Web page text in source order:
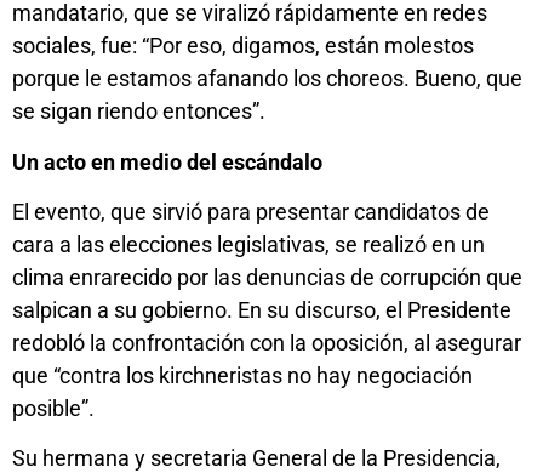
mandatario, que se viralizó rápidamente en redes
sociales, fue: “Por eso, digamos, están molestos
porque le estamos afanando los choreos. Bueno, que
se sigan riendo entonces”.
Un acto en medio del escándalo
El evento, que sirvió para presentar candidatos de
cara a las elecciones legislativas, se realizó en un
clima enrarecido por las denuncias de corrupción que
salpican a su gobierno. En su discurso, el Presidente
redobló la confrontación con la oposición, al asegurar
que “contra los kirchneristas no hay negociación
posible”.
Su hermana y secretaria General de la Presidencia,